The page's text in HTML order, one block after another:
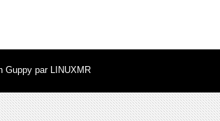
Guppy par LINUXMR